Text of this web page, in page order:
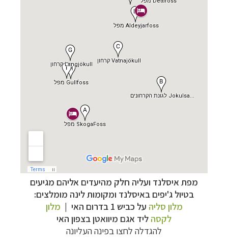
מפת איסלנד ועליה חלק מהיעדים אליהם מגיעים
בטיול ג'יפים באיסלנד ומקומות לינה מומלצים:
מלון סליה על כביש 1 בדרום האי |
מלון
לקסה ליד אגם מיוואטן בצפון האי
להגדלה לחצו בפינה העליונה
קרוזים והפלגות נופשלחצו לרשימת היעדים »
תכנון טיולים למדינות אירופהלחצו לרשימת היעדים
»
תכנון טיולים לאמריקה הצפונית